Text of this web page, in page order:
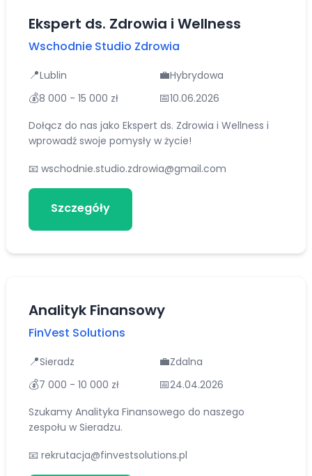
Ekspert ds. Zdrowia i Wellness
Wschodnie Studio Zdrowia
📍Lublin 💼Hybrydowa
💰8 000 - 15 000 zł 📅10.06.2026
Dołącz do nas jako Ekspert ds. Zdrowia i Wellness i
wprowadź swoje pomysły w życie!
📧 wschodnie.studio.zdrowia@gmail.com
Szczegóły
Analityk Finansowy
FinVest Solutions
📍Sieradz 💼Zdalna
💰7 000 - 10 000 zł 📅24.04.2026
Szukamy Analityka Finansowego do naszego
zespołu w Sieradzu.
📧 rekrutacja@finvestsolutions.pl